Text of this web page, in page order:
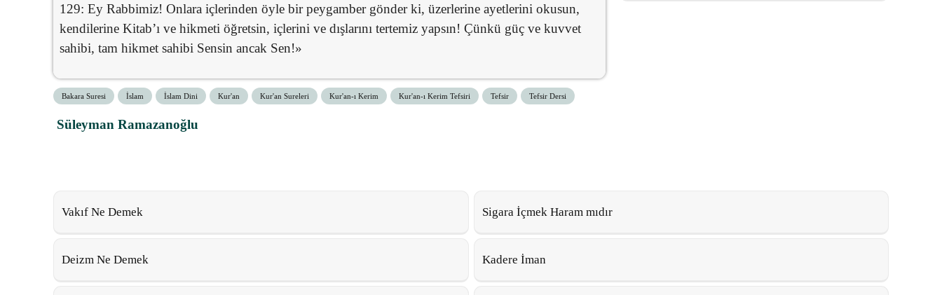
129: Ey Rabbimiz! Onlara içlerinden öyle bir peygamber gönder ki, üzerlerine ayetlerini okusun,
kendilerine Kitab’ı ve hikmeti öğretsin, içlerini ve dışlarını tertemiz yapsın! Çünkü güç ve kuvvet
sahibi, tam hikmet sahibi Sensin ancak Sen!»
Bakara Suresi İslam İslam Dini Kur'an Kur'an Sureleri Kur'an-ı Kerim Kur'an-ı Kerim Tefsiri Tefsir Tefsir Dersi
Süleyman Ramazanoğlu
Vakıf Ne Demek Sigara İçmek Haram mıdır
Deizm Ne Demek Kadere İman